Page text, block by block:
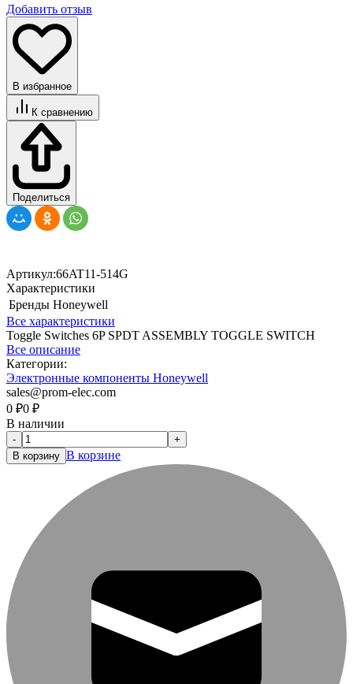
Добавить отзыв
В избранное
К сравнению
Поделиться
Артикул:66AT11-514G
Характеристики
Бренды Honeywell
Все характеристики
Toggle Switches 6P SPDT ASSEMBLY TOGGLE SWITCH
Все описание
Категории:
Электронные компоненты Honeywell
sales@prom-elec.com
0 ₽0 ₽
В наличии
-
+
В корзину В корзине